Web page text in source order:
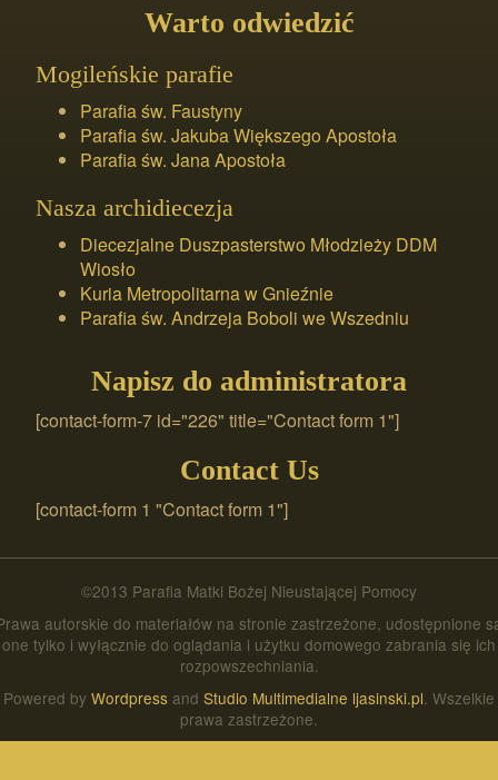
Warto odwiedzić
Mogileńskie parafie
Parafia św. Faustyny
Parafia św. Jakuba Większego Apostoła
Parafia św. Jana Apostoła
Nasza archidiecezja
Diecezjalne Duszpasterstwo Młodzieży DDM
Wiosło
Kuria Metropolitarna w Gnieźnie
Parafia św. Andrzeja Boboli we Wszedniu
Napisz do administratora
[contact-form-7 id="226" title="Contact form 1"]
Contact Us
[contact-form 1 "Contact form 1"]
©2013 Parafia Matki Bożej Nieustającej Pomocy
autorskie do materiałów na stronie zastrzeżone, udostępnione
one tylko i wyłącznie do oglądania i użytku domowego zabrania się ich
rozpowszechniania.
Powered by Wordpress and Studio Multimedialne ljasinski.pl. Wszelkie
prawa zastrzeżone.